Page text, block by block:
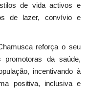
de vida activos e
de lazer, convívio e
reforça o seu
promotoras da saúde,
incentivando à
positiva, inclusiva e